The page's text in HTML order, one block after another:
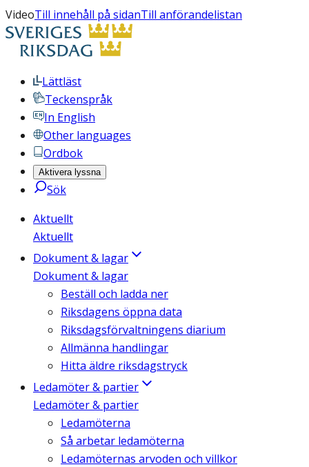
VideoTill innehåll på sidanTill anförandelistan
Lättläst
Teckenspråk
In English
Other languages
Ordbok
Aktivera lyssna
Sök
Aktuellt
Aktuellt
Dokument & lagar
Dokument & lagar
Beställ och ladda ner
Riksdagens öppna data
Riksdagsförvaltningens diarium
Allmänna handlingar
Hitta äldre riksdagstryck
Ledamöter & partier
Ledamöter & partier
Ledamöterna
Så arbetar ledamöterna
Ledamöternas arvoden och villkor